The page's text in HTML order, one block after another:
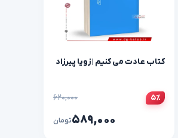
کتاب عادت می کنیم | زویا پیرزاد
۵٪ ۶۲۰,۰۰۰
۵۸۹,۰۰۰تومان